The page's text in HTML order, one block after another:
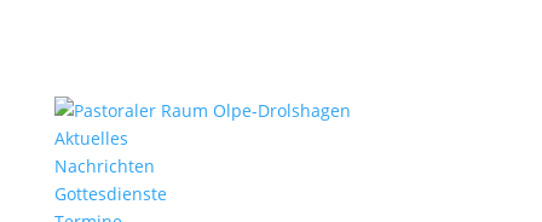
Aktu­elles
Nach­richten
Gottes­dienste